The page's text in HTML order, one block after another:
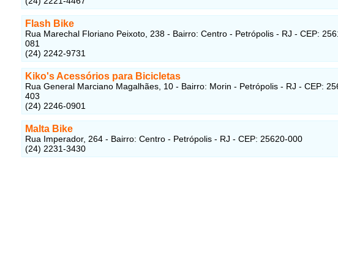
Flash Bike
Rua Marechal Floriano Peixoto, 238 - Bairro: Centro - Petrópolis - RJ - CEP:
081
(24) 2242-9731
Kiko's Acessórios para Bicicletas
Rua General Marciano Magalhães, 10 - Bairro: Morin - Petrópolis - RJ - CEP:
403
(24) 2246-0901
Malta Bike
Rua Imperador, 264 - Bairro: Centro - Petrópolis - RJ - CEP: 25620-000
(24) 2231-3430